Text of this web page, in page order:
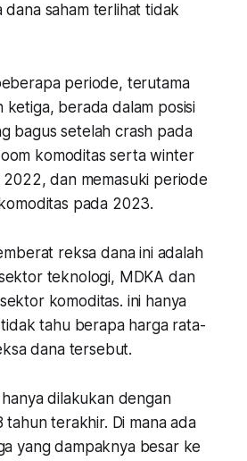
dana saham terlihat tidak
periode, terutama
berada dalam posisi
bagus setelah crash pada
komoditas serta winter
dan memasuki periode
pada 2023.
reksa dana ini adalah
teknologi, MDKA dan
komoditas. ini hanya
tahu berapa harga rata-
dana tersebut.
hanya dilakukan dengan
terakhir. Di mana ada
yang dampaknya besar ke